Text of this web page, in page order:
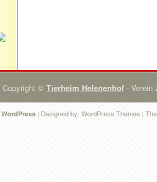
Copyright © Tierheim Helenenhof- Verein
WordPress | Designed by: WordPress Themes |